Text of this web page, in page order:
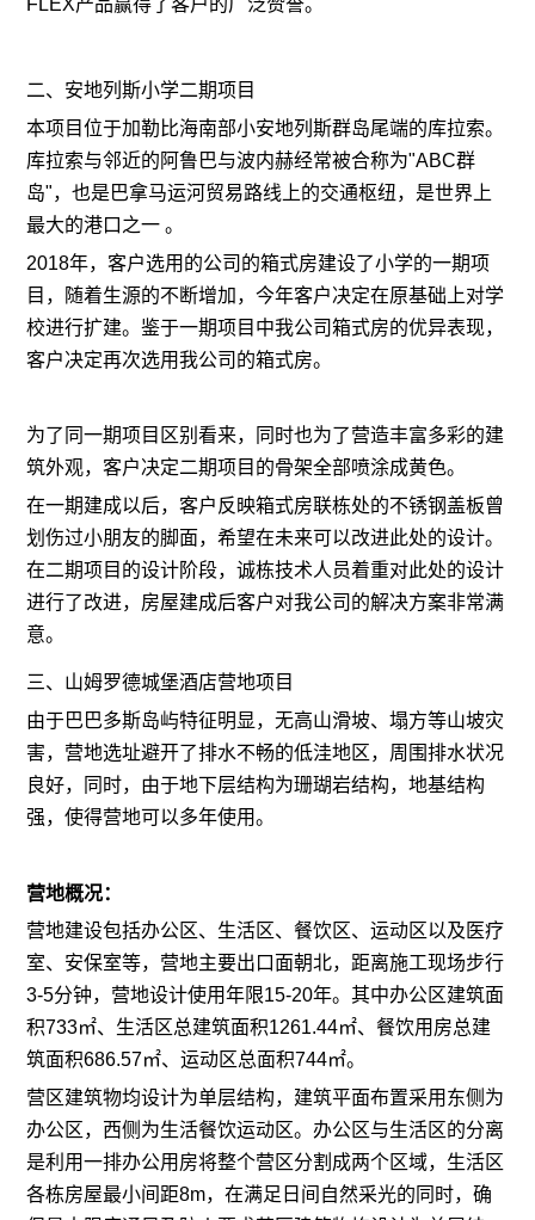
FLEX产品赢得了客户的广泛赞誉。
二、安地列斯小学二期项目
本项目位于加勒比海南部小安地列斯群岛尾端的库拉索。
库拉索与邻近的阿鲁巴与波内赫经常被合称为"ABC群
岛"，也是巴拿马运河贸易路线上的交通枢纽，是世界上
最大的港口之一 。
2018年，客户选用的公司的箱式房建设了小学的一期项
目，随着生源的不断增加，今年客户决定在原基础上对学
校进行扩建。鉴于一期项目中我公司箱式房的优异表现，
客户决定再次选用我公司的箱式房。
为了同一期项目区别看来，同时也为了营造丰富多彩的建
筑外观，客户决定二期项目的骨架全部喷涂成黄色。
在一期建成以后，客户反映箱式房联栋处的不锈钢盖板曾
划伤过小朋友的脚面，希望在未来可以改进此处的设计。
在二期项目的设计阶段，诚栋技术人员着重对此处的设计
进行了改进，房屋建成后客户对我公司的解决方案非常满
意。
三、山姆罗德城堡酒店营地项目
由于巴巴多斯岛屿特征明显，无高山滑坡、塌方等山坡灾
害，营地选址避开了排水不畅的低洼地区，周围排水状况
良好，同时，由于地下层结构为珊瑚岩结构，地基结构
强，使得营地可以多年使用。
营地概况：
营地建设包括办公区、生活区、餐饮区、运动区以及医疗
室、安保室等，营地主要出口面朝北，距离施工现场步行
3-5分钟，营地设计使用年限15-20年。其中办公区建筑面
积733㎡、生活区总建筑面积1261.44㎡、餐饮用房总建
筑面积686.57㎡、运动区总面积744㎡。
营区建筑物均设计为单层结构，建筑平面布置采用东侧为
办公区，西侧为生活餐饮运动区。办公区与生活区的分离
是利用一排办公用房将整个营区分割成两个区域，生活区
各栋房屋最小间距8m，在满足日间自然采光的同时，确